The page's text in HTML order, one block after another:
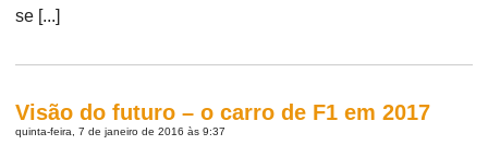
se [...]
Visão do futuro – o carro de F1 em 2017
quinta-feira, 7 de janeiro de 2016 às 9:37